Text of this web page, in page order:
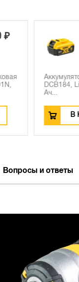
-3390 ₽
Аккумулятор DEWALT
DCB184, Li-Ion, 18 В, 5
В КОРЗИНУ
Вопросы и ответы